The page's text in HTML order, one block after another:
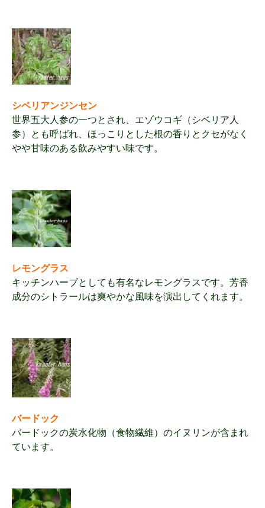
シベリアンジンセン
世界五大人参の一つとされ、エゾウコギ（シベリア人
参）とも呼ばれ、ほっこりとした根の香りとクセがなく
やや甘味のある飲みやすい味です。
レモングラス
キッチンハーブとしても有名なレモングラスです。芳香
成分のシトラールは爽やかな風味を演出してくれます。
バードック
バードックの炭水化物（食物繊維）のイヌリンが含まれ
ています。